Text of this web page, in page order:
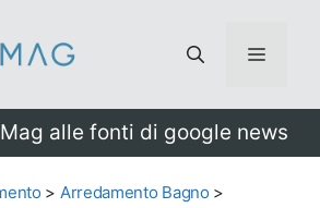
Menu
alle fonti di google news
> Arredamento Bagno >